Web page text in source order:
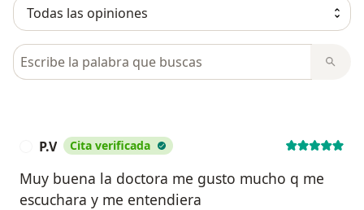
Busca en opiniones
P.V Cita verificada
Muy buena la doctora me gusto mucho q me
escuchara y me entendiera